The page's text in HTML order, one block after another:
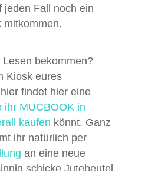
jeden Fall noch ein
mitkommen.
bekommen?
Kiosk eures
findet hier eine
ihr MUCBOOK in
kaufen könnt. Ganz
ihr natürlich per
an eine neue
schicke Jutebeutel